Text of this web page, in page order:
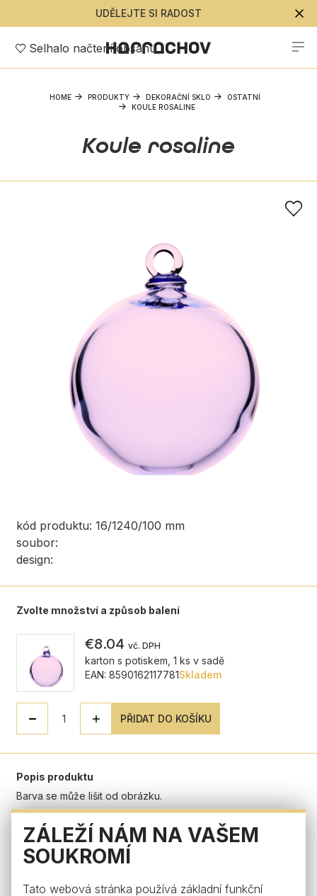
ZÁLEŽÍ NÁM NA VAŠEM
SOUKROMÍ
Tato webová stránka používá základní funkční
UDĚLEJTE SI RADOST
Selhalo načtení obsahu
HOME PRODUKTY DEKORAČNÍ SKLO
OSTATNÍ
KOULE ROSALINE
Koule rosaline
kód produktu: 16/1240/100 mm
soubor:
design:
Zvolte množství a způsob balení
€8.04 vč. DPH
karton s potiskem, 1 ks v sadě
EAN: 8590162117781Skladem
PŘIDAT DO KOŠÍKU
Popis produktu
Barva se může lišit od obrázku.
Parametry produktu
Máte dotaz?